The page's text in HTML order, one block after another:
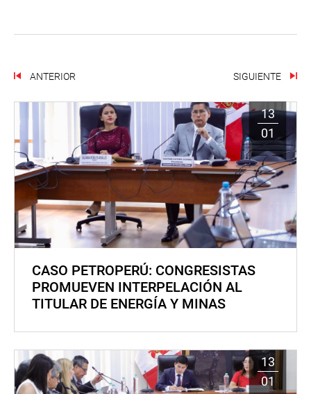
ANTERIOR SIGUIENTE
13
01
CASO PETROPERÚ: CONGRESISTAS
PROMUEVEN INTERPELACIÓN AL
TITULAR DE ENERGÍA Y MINAS
13
01